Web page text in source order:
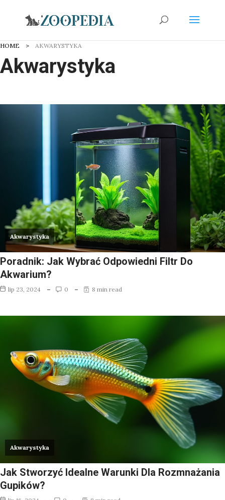
HOME AKWARYSTYKA
Akwarystyka
Akwarystyka
Poradnik: Jak Wybrać Odpowiedni Filtr Do
Akwarium?
lip 23, 2024 0 8 min read
Akwarystyka
Jak Stworzyć Idealne Warunki Dla Rozmnażania
Gupików?